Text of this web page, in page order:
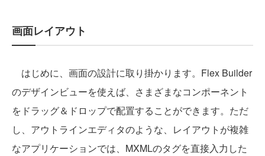
画面レイアウト
はじめに、画面の設計に取り掛かります。Flex Builder
のデザインビューを使えば、さまざまなコンポーネント
をドラッグ＆ドロップで配置することができます。ただ
し、アウトラインエディタのような、レイアウトが複雑
なアプリケーションでは、MXMLのタグを直接入力した